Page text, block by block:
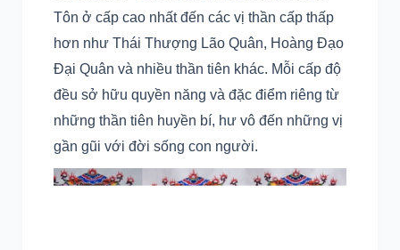
Tôn ở cấp cao nhất đến các vị thần cấp thấp
hơn như Thái Thượng Lão Quân, Hoàng Đạo
Đại Quân và nhiều thần tiên khác. Mỗi cấp độ
đều sở hữu quyền năng và đặc điểm riêng từ
những thần tiên huyền bí, hư vô đến những vị
gần gũi với đời sống con người.